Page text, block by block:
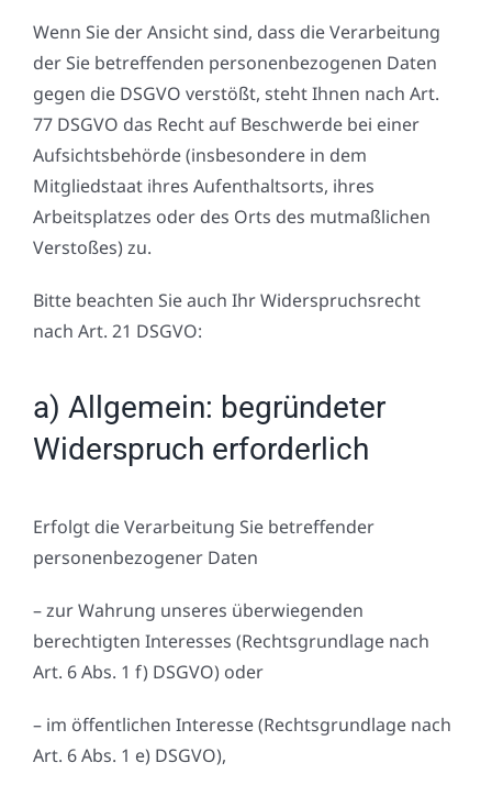
Wenn Sie der Ansicht sind, dass die Verarbeitung
der Sie betreffenden personenbezogenen Daten
gegen die DSGVO verstößt, steht Ihnen nach Art.
77 DSGVO das Recht auf Beschwerde bei einer
Aufsichtsbehörde (insbesondere in dem
Mitgliedstaat ihres Aufenthaltsorts, ihres
Arbeitsplatzes oder des Orts des mutmaßlichen
Verstoßes) zu.
Bitte beachten Sie auch Ihr Widerspruchsrecht
nach Art. 21 DSGVO:
a) Allgemein: begründeter
Widerspruch erforderlich
Erfolgt die Verarbeitung Sie betreffender
personenbezogener Daten
– zur Wahrung unseres überwiegenden
berechtigten Interesses (Rechtsgrundlage nach
Art. 6 Abs. 1 f) DSGVO) oder
– im öffentlichen Interesse (Rechtsgrundlage nach
Art. 6 Abs. 1 e) DSGVO),